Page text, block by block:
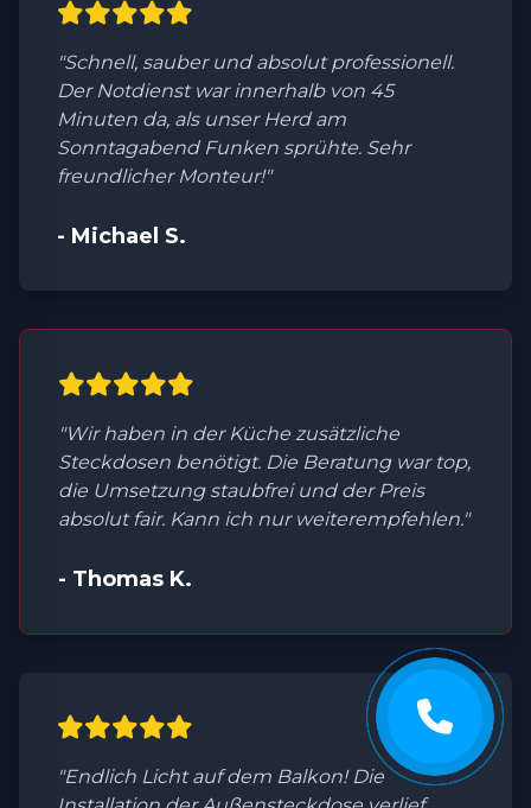
"Schnell, sauber und absolut professionell.
Der Notdienst war innerhalb von 45
Minuten da, als unser Herd am
Sonntagabend Funken sprühte. Sehr
freundlicher Monteur!"
- Michael S.
"Wir haben in der Küche zusätzliche
Steckdosen benötigt. Die Beratung war top,
die Umsetzung staubfrei und der Preis
absolut fair. Kann ich nur weiterempfehlen."
- Thomas K.
"Endlich Licht auf dem Balkon! Die